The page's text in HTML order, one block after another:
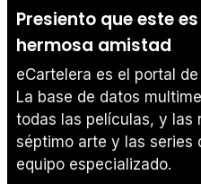
Presiento que este
hermosa amistad
eCartelera es el portal
La base de datos
todas las películas, y las
séptimo arte y las series
equipo especializado.